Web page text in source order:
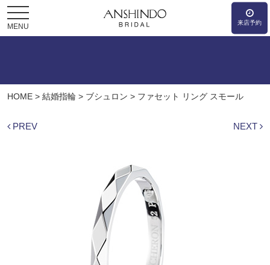
MENU 来店予約
HOME > 結婚指輪 > ブシュロン > ファセット リング スモール
PREV NEXT